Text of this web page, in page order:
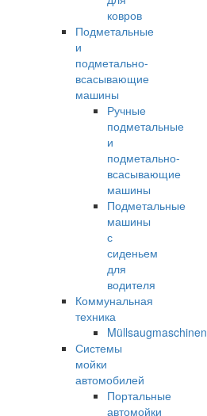
ковров
Подметальные
и
подметально-
всасывающие
машины
Ручные
подметальные
и
подметально-
всасывающие
машины
Подметальные
машины
с
сиденьем
для
водителя
Коммунальная
техника
Müllsaugmaschinen
Системы
мойки
автомобилей
Портальные
автомойки